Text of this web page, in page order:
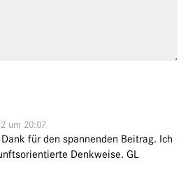
um 20:07
für den spannenden Beitrag. Ich
Denkweise. GL